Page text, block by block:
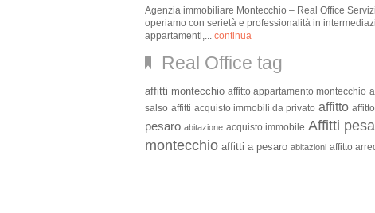
Agenzia immobiliare Montecchio – Real Office
operiamo con serietà e professionalità in
appartamenti,... continua
Real Office tag
affitti montecchio affitto appartamento montecchio
salso affitti acquisto immobili da privato affitto
pesaro abitazione acquisto immobile Affitti
montecchio affitti a pesaro abitazioni affitto